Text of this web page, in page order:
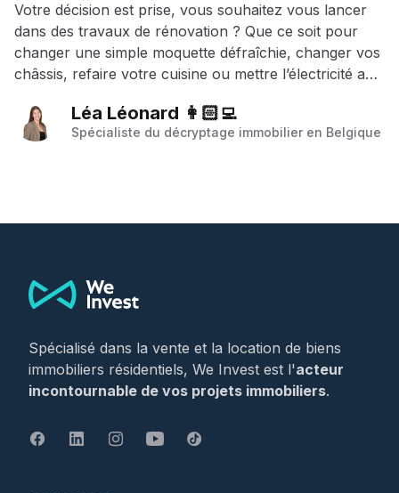
Votre décision est prise, vous souhaitez vous lancer
dans des travaux de rénovation ? Que ce soit pour
changer une simple moquette défraîchie, changer vos
châssis, refaire votre cuisine ou mettre l’électricité aux
travaux et voir s'il entre en adéquation avec celui que
vous vouliez y accorder. Voici les clés pour établir un
Léa Léonard 👩🏻‍💻
Spécialiste du décryptage immobilier en Belgique
Spécialisé dans la vente et la location de biens
immobiliers résidentiels, We Invest est l'acteur
incontournable de vos projets immobiliers.